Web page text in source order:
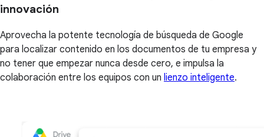
innovación
Aprovecha la potente tecnología de búsqueda de Google
para localizar contenido en los documentos de tu empresa y
no tener que empezar nunca desde cero, e impulsa la
colaboración entre los equipos con un lienzo inteligente.